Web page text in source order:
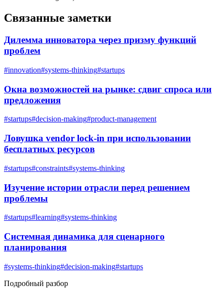
Связанные заметки
Дилемма инноватора через призму функций
проблем
#innovation#systems-thinking#startups
Окна возможностей на рынке: сдвиг спроса или
предложения
#startups#decision-making#product-management
Ловушка vendor lock-in при использовании
бесплатных ресурсов
#startups#constraints#systems-thinking
Изучение истории отрасли перед решением
проблемы
#startups#learning#systems-thinking
Системная динамика для сценарного
планирования
#systems-thinking#decision-making#startups
Подробный разбор